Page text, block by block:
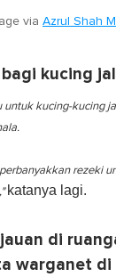
via Azrul Shah
kucing
untuk kucing-kucing
rezeki
katanya lagi.
di
warganet di